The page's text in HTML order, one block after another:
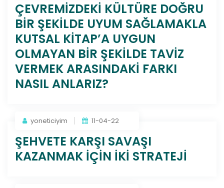
ÇEVREMİZDEKİ KÜLTÜRE DOĞRU
BİR ŞEKİLDE UYUM SAĞLAMAKLA
KUTSAL KİTAP’A UYGUN
OLMAYAN BİR ŞEKİLDE TAVİZ
VERMEK ARASINDAKİ FARKI
NASIL ANLARIZ?
yoneticiyim 11-04-22
ŞEHVETE KARŞI SAVAŞI
KAZANMAK İÇİN İKİ STRATEJİ